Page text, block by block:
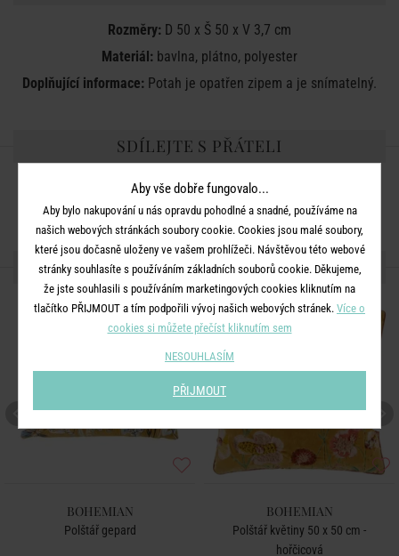
Rozměry: D 50 x Š 50 x V 3,7 cm
Materiál: bavlna, plátno, polyester
Doplňující informace: Potah je opatřen zipem a je snímatelný.
SDÍLEJTE S PŘÁTELI
DALŠÍ PRODUKTY ZE SÉRIE
BOHEMIAN
Polštář gepard
BOHEMIAN
Polštář květiny 50 x 50 cm -
hořčicová
Aby vše dobře fungovalo...
Aby bylo nakupování u nás opravdu pohodlné a snadné, používáme na
našich webových stránkách soubory cookie. Cookies jsou malé soubory,
které jsou dočasně uloženy ve vašem prohlížeči. Návštěvou této webové
stránky souhlasíte s používáním základních souborů cookie. Děkujeme,
že jste souhlasili s používáním marketingových cookies kliknutím na
tlačítko PŘIJMOUT a tím podpořili vývoj našich webových stránek. Více o
cookies si můžete přečíst kliknutím sem
NESOUHLASÍM
PŘIJMOUT